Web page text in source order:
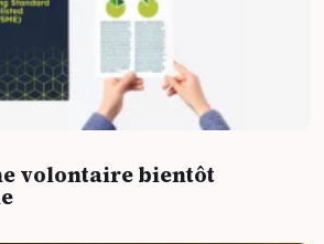
volontaire bientôt